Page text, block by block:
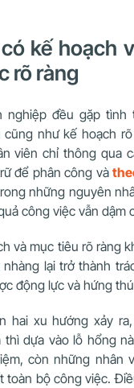
kế hoạch
rõ ràng
nghiệp đều gặp tình
như kế hoạch
viên chỉ thông qua
để phân công và
những nguyên
công việc vẫn dậm
và mục tiêu rõ ràng
lại trở thành
động lực và hứng
hai xu hướng xảy
thì dựa vào lỗ hổng
còn những nhân
toàn bộ công việc.